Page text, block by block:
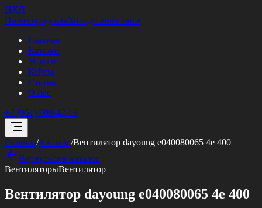
НХЛ
НижегородскаяХолодильная лига
Главная
Каталог
Услуги
Кейсы
Статьи
О нас
+7 (951) 908-42-13
Главная/Каталог/Вентилятор dayoung e040080065 4e 400
Вернуться в каталог
ВентиляторыВентилятор
Вентилятор dayoung e040080065 4e 400